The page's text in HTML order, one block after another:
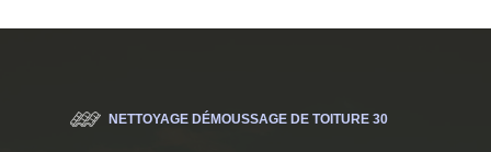
NETTOYAGE DÉMOUSSAGE DE TOITURE 30